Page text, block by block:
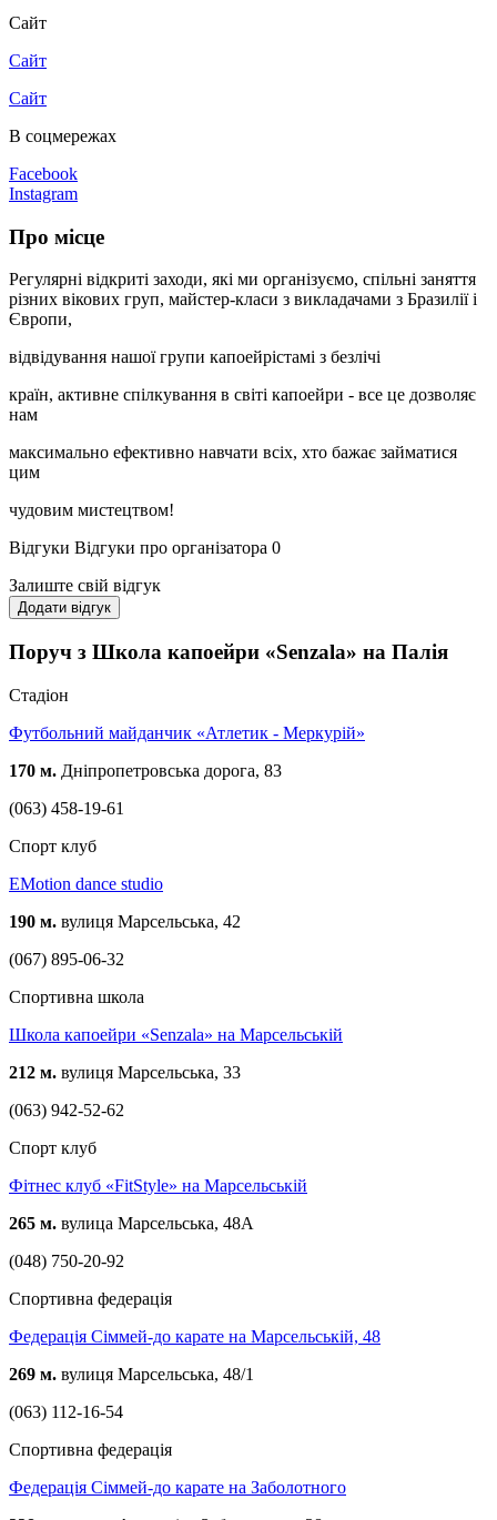
Сайт
Сайт
Сайт
В соцмережах
Facebook
Instagram
Про місце
Регулярні відкриті заходи, які ми організуємо, спільні заняття
різних вікових груп, майстер-класи з викладачами з Бразилії і
Європи,
відвідування нашої групи капоейрістамі з безлічі
країн, активне спілкування в світі капоейри - все це дозволяє
нам
максимально ефективно навчати всіх, хто бажає займатися
цим
чудовим мистецтвом!
Відгуки Відгуки про організатора 0
Залиште свій відгук
Додати відгук
Поруч з Школа капоейри «Senzala» на Палія
Стадіон
Футбольний майданчик «Атлетик - Меркурій»
170 м. Дніпропетровська дорога, 83
(063) 458-19-61
Спорт клуб
EMotion dance studio
190 м. вулиця Марсельська, 42
(067) 895-06-32
Спортивна школа
Школа капоейри «Senzala» на Марсельській
212 м. вулиця Марсельська, 33
(063) 942-52-62
Спорт клуб
Фітнес клуб «FitStyle» на Марсельській
265 м. вулица Марсельська, 48А
(048) 750-20-92
Спортивна федерація
Федерація Сіммей-до карате на Марсельській, 48
269 м. вулиця Марсельська, 48/1
(063) 112-16-54
Спортивна федерація
Федерація Сіммей-до карате на Заболотного